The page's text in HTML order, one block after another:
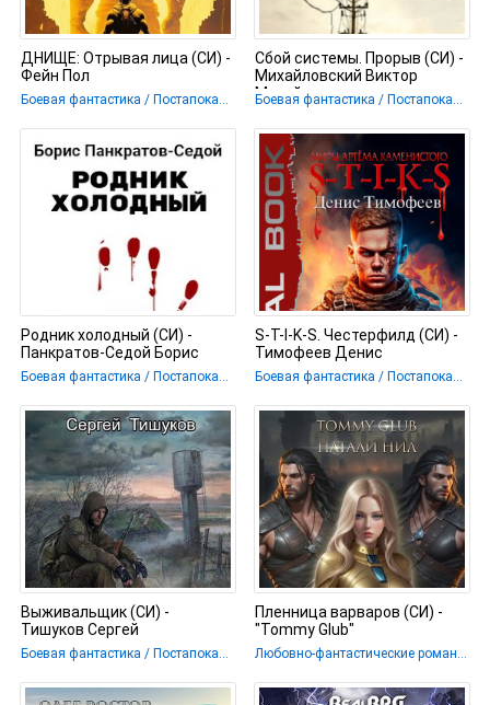
ДНИЩЕ: Отрывая лица (СИ) -
Фейн Пол
Боевая фантастика / Постапокалипсис
Сбой системы. Прорыв (СИ) -
Михайловский Виктор
Михайлович
Боевая фантастика / Постапокалипсис / Ужасы и Мистика
Родник холодный (СИ) -
Панкратов-Седой Борис
Боевая фантастика / Постапокалипсис
S-T-I-K-S. Честерфилд (СИ) -
Тимофеев Денис
Боевая фантастика / Постапокалипсис
Выживальщик (СИ) -
Тишуков Сергей
Боевая фантастика / Постапокалипсис / Мистика
Пленница варваров (СИ) -
"Tommy Glub"
Любовно-фантастические романы / Постапокалипсис